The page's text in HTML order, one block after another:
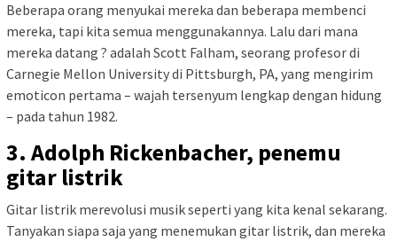
Beberapa orang menyukai mereka dan beberapa membenci
mereka, tapi kita semua menggunakannya. Lalu dari mana
mereka datang ? adalah Scott Falham, seorang profesor di
Carnegie Mellon University di Pittsburgh, PA, yang mengirim
emoticon pertama – wajah tersenyum lengkap dengan hidung
– pada tahun 1982.
3. Adolph Rickenbacher, penemu
gitar listrik
Gitar listrik merevolusi musik seperti yang kita kenal sekarang.
Tanyakan siapa saja yang menemukan gitar listrik, dan mereka